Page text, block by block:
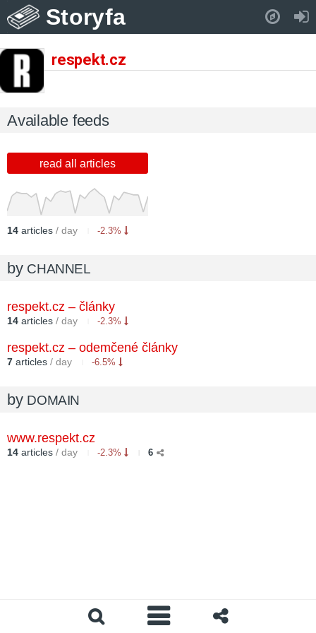
Storyfa
respekt.cz
Available feeds
read all articles
14 articles / day -2.3%
by CHANNEL
respekt.cz – články
14 articles / day -2.3%
respekt.cz – odemčené články
7 articles / day -6.5%
by DOMAIN
www.respekt.cz
14 articles / day -2.3% 6
Pull down to refresh..